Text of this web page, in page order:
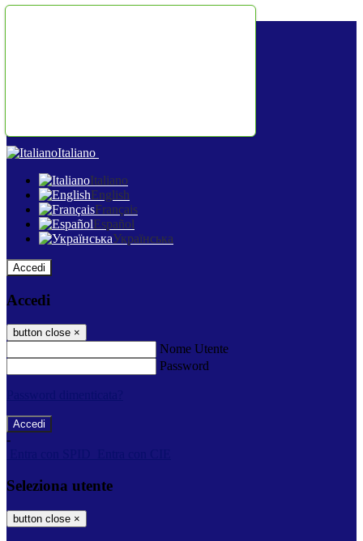
Italiano
Italiano
English
Français
Español
Українська
Accedi
Accedi
button close ×
Nome Utente
Password
-
Seleziona utente
button close ×